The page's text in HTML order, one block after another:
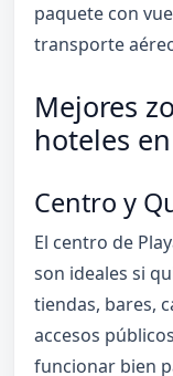
paquete con
transporte
Mejores
hoteles
Centro y
El centro de
son ideales si
tiendas, bares,
accesos
funcionar bien